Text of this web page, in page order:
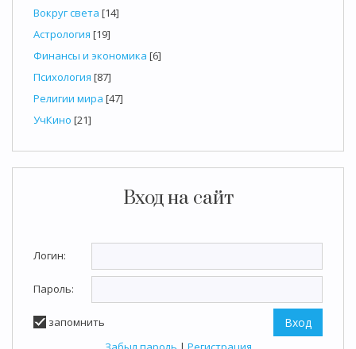
Вокруг света [14]
Астрология [19]
Финансы и экономика [6]
Психология [87]
Религии мира [47]
УчКино [21]
Вход на сайт
Логин:
Пароль:
запомнить